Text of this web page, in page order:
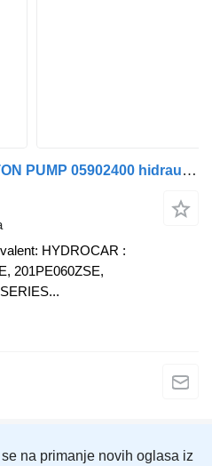
Optima HYDRAULIC PISTON PUMP 05902400 hidraulična pumpa za kamiona
HYDROCAR :
201PE060ZSE,
na primanje novih oglasa iz